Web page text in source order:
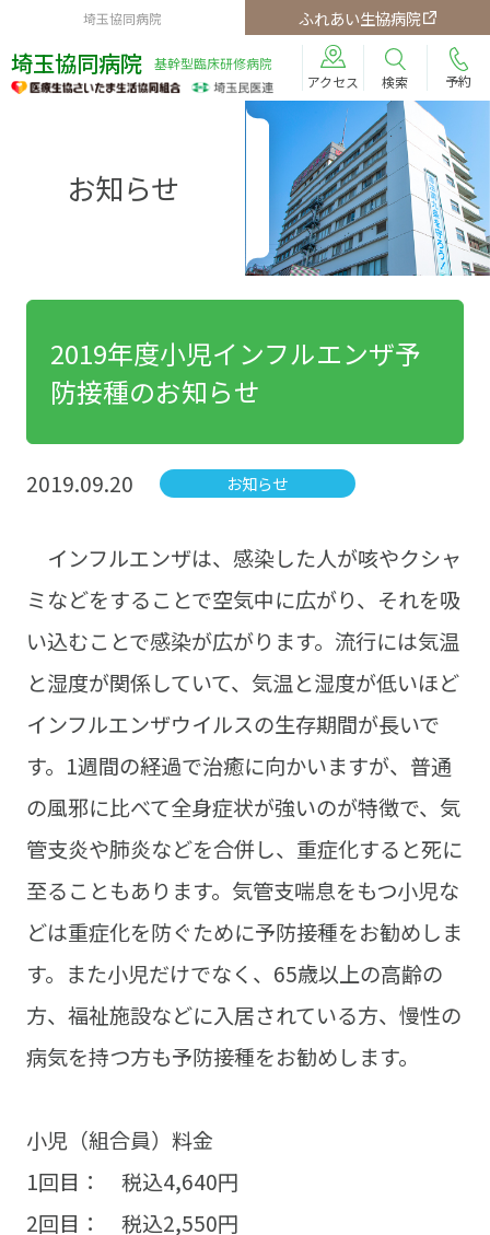
埼玉協同病院 ふれあい生協病院
埼玉協同病院
基幹型臨床研修病院
アクセス
検索 予約
お知らせ
2019年度小児インフルエンザ予
防接種のお知らせ
2019.09.20 お知らせ
インフルエンザは、感染した人が咳やクシャ
ミなどをすることで空気中に広がり、それを吸
い込むことで感染が広がります。流行には気温
と湿度が関係していて、気温と湿度が低いほど
インフルエンザウイルスの生存期間が長いで
す。1週間の経過で治癒に向かいますが、普通
の風邪に比べて全身症状が強いのが特徴で、気
管支炎や肺炎などを合併し、重症化すると死に
至ることもあります。気管支喘息をもつ小児な
どは重症化を防ぐために予防接種をお勧めしま
す。また小児だけでなく、65歳以上の高齢の
方、福祉施設などに入居されている方、慢性の
病気を持つ方も予防接種をお勧めします。
小児（組合員）料金
1回目： 税込4,640円
2回目： 税込2,550円